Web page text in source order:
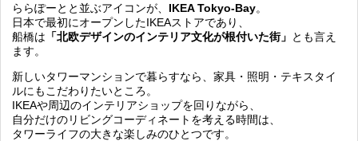
ららぽーとと並ぶアイコンが、 IKEA Tokyo-Bay。
日本で最初にオープンしたIKEAストアであり、
船橋は 「北欧デザインのインテリア文化が根付いた街」 とも言え
ます。
新しいタワーマンションで暮らすなら、家具・照明・テキスタイ
ルにもこだわりたいところ。
IKEAや周辺のインテリアショップを回りながら、
自分だけのリビングコーディネートを考える時間は、
タワーライフの大きな楽しみのひとつです。